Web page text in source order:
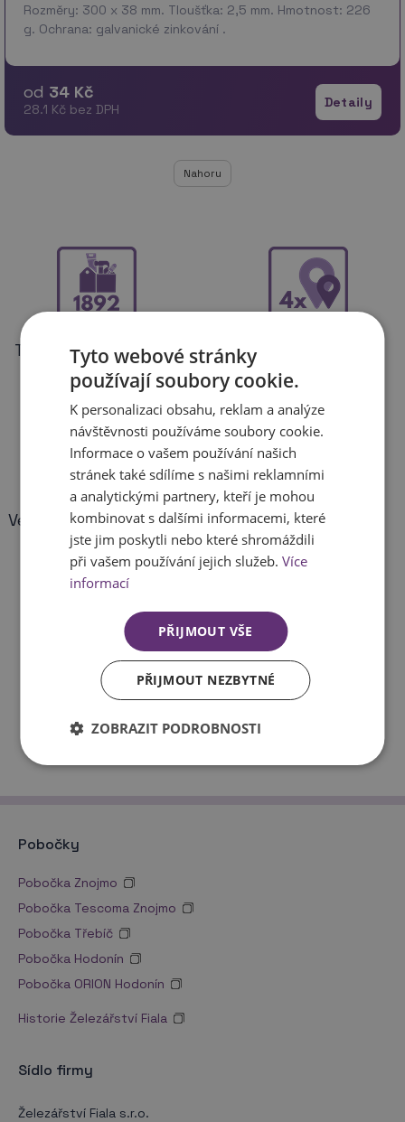
Rozměry: 300 x 38 mm. Tloušťka: 2,5 mm. Hmotnost: 226
g. Ochrana: galvanické zinkování .
Detaily
od 34 Kč
28.1 Kč bez DPH
Nahoru
Tradice od roku 1892 4 provozovny
Velké skladové zásoby Rychlé dodání
Slevy pro firemní
Poradenství
Pobočky
Pobočka Znojmo
Pobočka Tescoma Znojmo
Pobočka Třebíč
Pobočka Hodonín
Pobočka ORION Hodonín
Historie Železářství Fiala
Sídlo firmy
Železářství Fiala s.r.o.
Tyto webové stránky
používají soubory cookie.
K personalizaci obsahu, reklam a analýze
návštěvnosti používáme soubory cookie.
Informace o vašem používání našich
stránek také sdílíme s našimi reklamními
a analytickými partnery, kteří je mohou
kombinovat s dalšími informacemi, které
jste jim poskytli nebo které shromáždili
při vašem používání jejich služeb.Více
informací
PŘIJMOUT VŠE
PŘIJMOUT NEZBYTNÉ
ZOBRAZIT PODROBNOSTI